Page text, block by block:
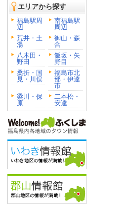
エリアから探す
福島駅周
辺
南福島駅
周辺
荒井・土
湯
御山・森
合
八木田・
野田
飯坂・矢
野目
桑折・国
見・川俣
福島市北
部・伊達
市
梁川・保
原
二本松・
安達